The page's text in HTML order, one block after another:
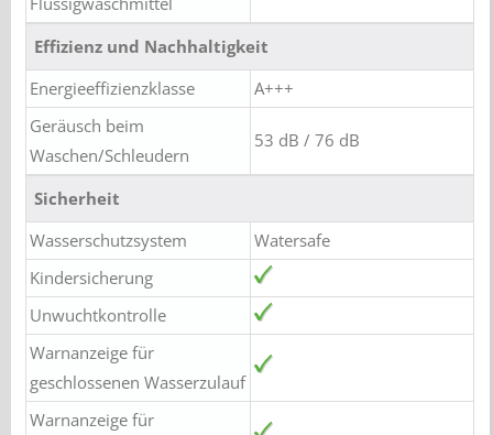
Effizienz und Nachhaltigkeit
Energieeffizienzklasse
A+++
Geräusch beim
Waschen/Schleudern
53 dB / 76 dB
Sicherheit
Wasserschutzsystem
Watersafe
Kindersicherung
Unwuchtkontrolle
Warnanzeige für
geschlossenen Wasserzulauf
Warnanzeige für